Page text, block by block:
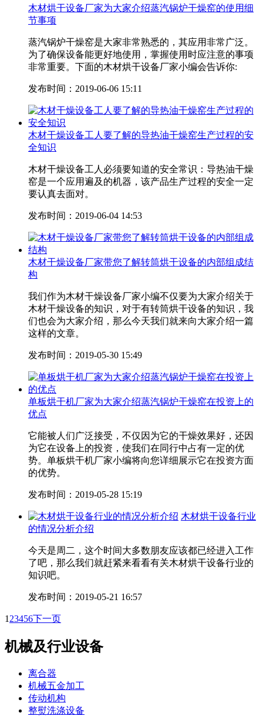
木材烘干设备厂家为大家介绍蒸汽锅炉干燥窑的使用细
节事项
蒸汽锅炉干燥窑是大家非常熟悉的，其应用非常广泛。
为了确保设备能更好地使用，掌握使用时应注意的事项
非常重要。下面的木材烘干设备厂家小编会告诉你:
发布时间：2019-06-06 15:11
木材干燥设备工人要了解的导热油干燥窑生产过程的安
全知识
木材干燥设备工人必须要知道的安全常识：导热油干燥
窑是一个应用遍及的机器，该产品生产过程的安全一定
要认真去面对。
发布时间：2019-06-04 14:53
木材干燥设备厂家带您了解转筒烘干设备的内部组成结
构
我们作为木材干燥设备厂家小编不仅要为大家介绍关于
木材干燥设备的知识，对于有转筒烘干设备的知识，我
们也会为大家介绍，那么今天我们就来向大家介绍一篇
这样的文章。
发布时间：2019-05-30 15:49
单板烘干机厂家为大家介绍蒸汽锅炉干燥窑在投资上的
优点
它能被人们广泛接受，不仅因为它的干燥效果好，还因
为它在设备上的投资，使我们在同行中占有一定的优
势。单板烘干机厂家小编将向您详细展示它在投资方面
的优势。
发布时间：2019-05-28 15:19
木材烘干设备行业
的情况分析介绍
今天是周二，这个时间大多数朋友应该都已经进入工作
了吧，那么我们就赶紧来看看有关木材烘干设备行业的
知识吧。
发布时间：2019-05-21 16:57
1 23456下一页
机械及行业设备
离合器
机械五金加工
传动机构
整熨洗涤设备